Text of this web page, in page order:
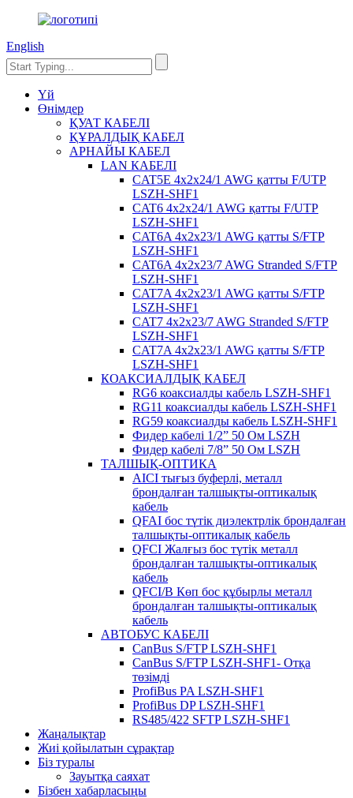
English
Үй
Өнімдер
ҚУАТ КАБЕЛІ
ҚҰРАЛДЫҚ КАБЕЛ
АРНАЙЫ КАБЕЛ
LAN КАБЕЛІ
CAT5E 4x2x24/1 AWG қатты F/UTP
LSZH-SHF1
CAT6 4x2x24/1 AWG қатты F/UTP
LSZH-SHF1
CAT6A 4x2x23/1 AWG қатты S/FTP
LSZH-SHF1
CAT6A 4x2x23/7 AWG Stranded S/FTP
LSZH-SHF1
CAT7A 4x2x23/1 AWG қатты S/FTP
LSZH-SHF1
CAT7 4x2x23/7 AWG Stranded S/FTP
LSZH-SHF1
CAT7A 4x2x23/1 AWG қатты S/FTP
LSZH-SHF1
КОАКСИАЛДЫҚ КАБЕЛ
RG6 коаксиалды кабель LSZH-SHF1
RG11 коаксиалды кабель LSZH-SHF1
RG59 коаксиалды кабель LSZH-SHF1
Фидер кабелі 1/2” 50 Ом LSZH
Фидер кабелі 7/8” 50 Ом LSZH
ТАЛШЫҚ-ОПТИКА
AICI тығыз буферлі, металл
брондалған талшықты-оптикалық
кабель
QFAI бос түтік диэлектрлік брондалған
талшықты-оптикалық кабель
QFCI Жалғыз бос түтік металл
брондалған талшықты-оптикалық
кабель
QFCI/B Көп бос құбырлы металл
брондалған талшықты-оптикалық
кабель
АВТОБУС КАБЕЛІ
CanBus S/FTP LSZH-SHF1
CanBus S/FTP LSZH-SHF1- Отқа
төзімді
ProfiBus PA LSZH-SHF1
ProfiBus DP LSZH-SHF1
RS485/422 SFTP LSZH-SHF1
Жаңалықтар
Жиі қойылатын сұрақтар
Біз туралы
Зауытқа саяхат
Бізбен хабарласыңы